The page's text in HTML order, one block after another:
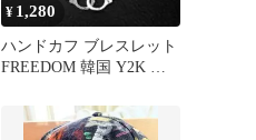
¥ 1,280
ハンドカフ ブレスレット
FREEDOM 韓国 Y2K ス